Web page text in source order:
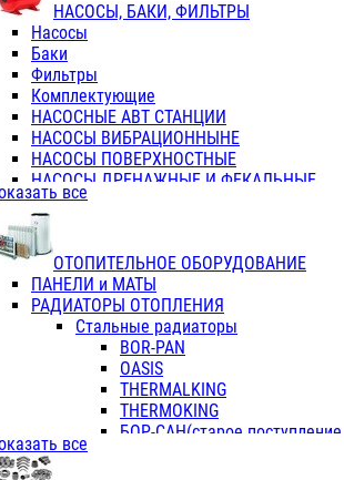
ТРОЙНИКИ ПЕРЕХОДНЫЕ /
ТРОЙНИКИ С ВНУТРЕННЕЙ РЕЗЬБОЙ
КОЛЬЦА РЕЗИНОВЫЕ
ТРУБЫ НАПОРНЫЕ
ТРУБЫ ГОФРИРОВАННЫЕ ДВУХСЛ.
ТРУБЫ ПОЛИЭТИЛЕНОВЫЕ
НАСОСЫ, БАКИ, ФИЛЬТРЫ
Насосы
Баки
Фильтры
Комплектующие
НАСОСНЫЕ АВТ СТАНЦИИ
НАСОСЫ ВИБРАЦИОННЫНЕ
НАСОСЫ ПОВЕРХНОСТНЫЕ
НАСОСЫ ДРЕНАЖНЫЕ И ФЕКАЛЬНЫЕ
НАСОСЫ ПОВЫСИТ и ЦИРКУЛЯЦИОННЫЕ
НАСОСЫ СКВАЖИННЫЕ
все
ОТОПИТЕЛЬНОЕ ОБОРУДОВАНИЕ
ПАНЕЛИ и МАТЫ
РАДИАТОРЫ ОТОПЛЕНИЯ
Стальные радиаторы
BOR-PAN
OASIS
THERMALKING
THERMOKING
БОР-САН(старое
все